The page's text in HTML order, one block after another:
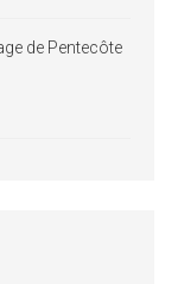
de Pentecôte